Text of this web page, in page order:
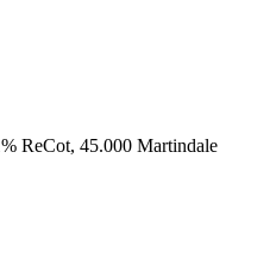
ReCot, 45.000 Martindale